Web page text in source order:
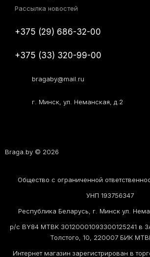
Рассылка новостей
+375 (29) 686-32-00
+375 (33) 320-99-00
bragaby@mail.ru
г. Минск, ул. Неманская, д.2
Braga.by © 2026
Общество с ограниченной
УНП 193756347
Республика Беларусь, г. Минск ул.
р/с BY84 MTBK 30120001093300125241 в
Толстого, 10, 220007 БИК
Интернет магазин зарегистрирован в